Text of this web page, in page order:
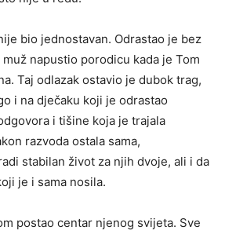
bio jednostavan. Odrastao je bez
napustio porodicu kada je Tom
Taj odlazak ostavio je dubok trag,
i na dječaku koji je odrastao
i tišine koja je trajala
razvoda ostala sama,
stabilan život za njih dvoje, ali i da
je i sama nosila.
postao centar njenog svijeta. Sve